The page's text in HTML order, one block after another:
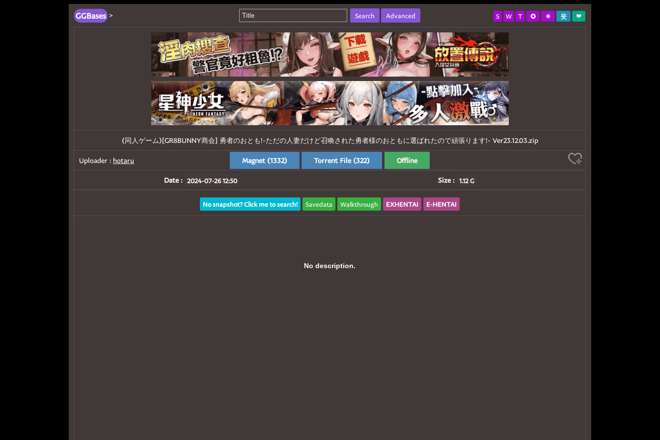
Search Advanced
GGBases> S W T ✪ ☀ 웃 ❤
(同人ゲーム)[GR8BUNNY商会] 勇者のおとも!-ただの人妻だけど召喚された勇者様のおともに選ばれたので頑張ります!- Ver23.12.03.zip
Magnet (1332) Torrent File (322) Offline
Uploader : hotaru
Date : 2024-07-26 12:50 Size : 1.12 G
No snapshot? Click me to search! Savedata Walkthrough EXHENTAI E-HENTAI
No description.